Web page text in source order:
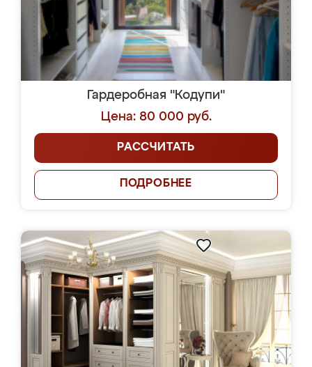
Гардеробная "Кодупи"
Цена: 80 000 руб.
РАССЧИТАТЬ
ПОДРОБНЕЕ